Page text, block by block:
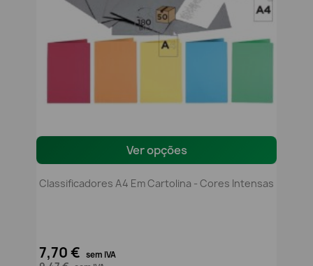
Ver opções
Classificadores A4 Em Cartolina - Cores Intensas
7,70 € sem IVA